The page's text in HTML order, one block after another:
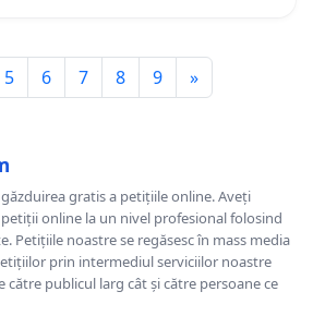
5 6 7 8 9 »
gratis a petițiile online. Aveți
online la un nivel profesional folosind
Petițiile noastre se regăsesc în mass media
prin intermediul serviciilor noastre
publicul larg cât și către persoane ce